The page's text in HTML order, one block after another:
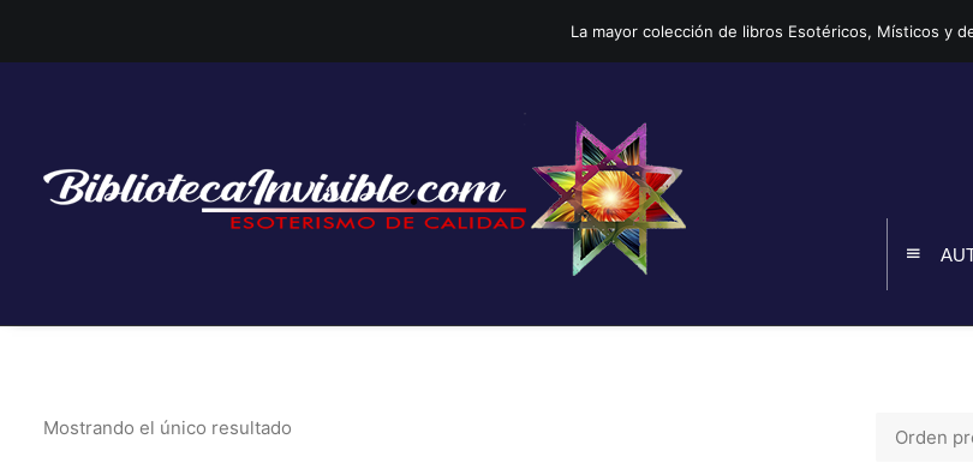
La mayor colección de libros Esotéricos, Místicos y
Mostrando el único resultado